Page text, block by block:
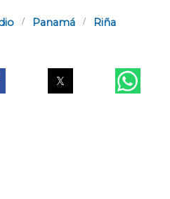
Panamá Riña